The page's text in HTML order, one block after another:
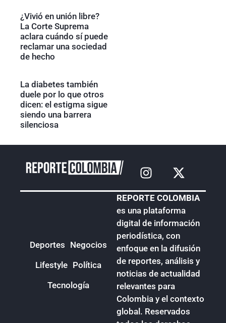
¿Vivió en unión libre?
La Corte Suprema
aclara cuándo sí puede
reclamar una sociedad
de hecho
La diabetes también
duele por lo que otros
dicen: el estigma sigue
siendo una barrera
silenciosa
Deportes Negocios
Lifestyle Política
Tecnología
REPORTE COLOMBIA
es una plataforma
digital de información
periodística, con
enfoque en la difusión
de reportes, análisis y
noticias de actualidad
relevantes para
Colombia y el contexto
global. Reservados